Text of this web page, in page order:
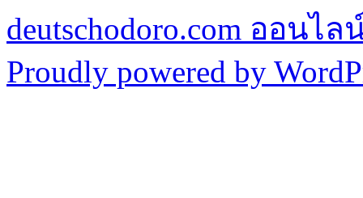
deutschodoro.com ออนไล
Proudly powered by